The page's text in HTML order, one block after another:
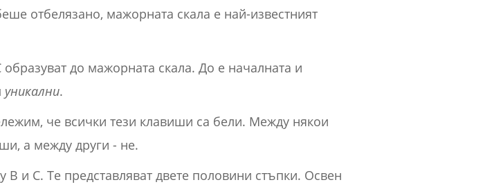
отбелязано, мажорната скала е най-известният
образуват до мажорната скала. До е началната и
уникални.
че всички тези клавиши са бели. Между някои
а между други - не.
и C. Те представляват двете половини стъпки. Освен